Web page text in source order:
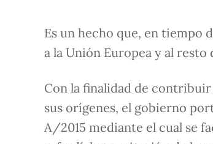
Es un hecho que, en tiempo
a la Unión Europea y al
Con la finalidad de
sus orígenes, el gobierno
A/2015 mediante el cual se